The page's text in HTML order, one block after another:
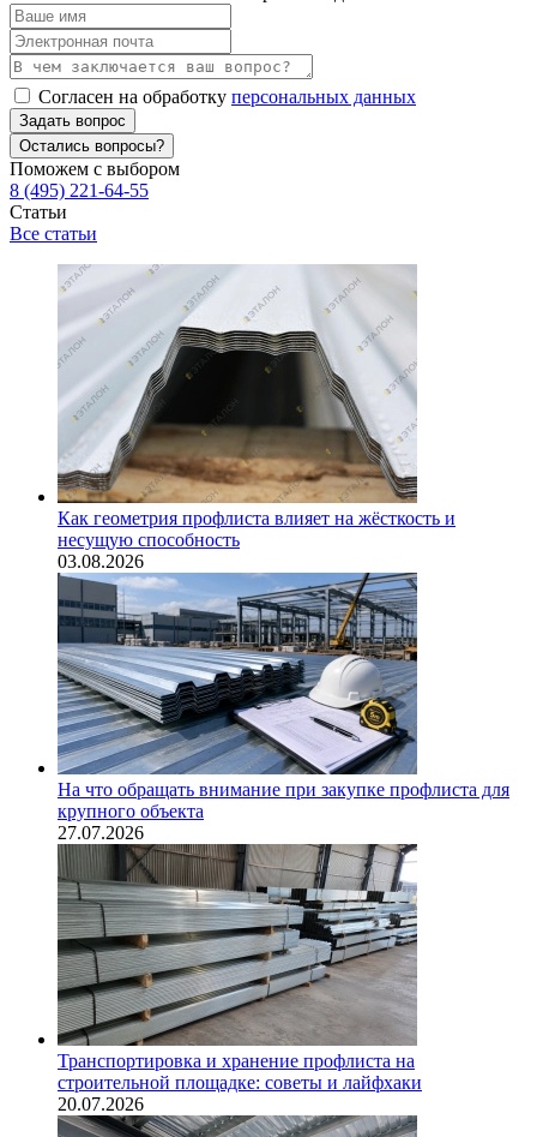
Согласен на обработку персональных данных
Задать вопрос
Остались вопросы?
Поможем с выбором
8 (495) 221-64-55
Статьи
Все статьи
Как геометрия профлиста влияет на жёсткость и
несущую способность
03.08.2026
На что обращать внимание при закупке профлиста для
крупного объекта
27.07.2026
Транспортировка и хранение профлиста на
строительной площадке: советы и лайфхаки
20.07.2026